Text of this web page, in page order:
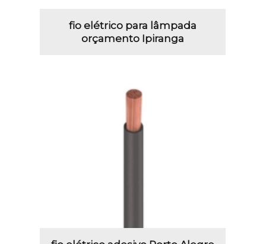
fio elétrico para lâmpada
orçamento Ipiranga